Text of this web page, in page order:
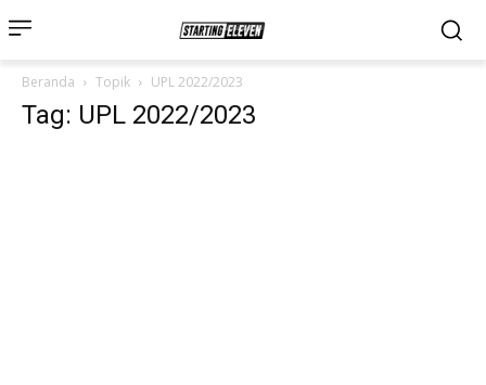
Beranda Topik UPL 2022/2023
Tag: UPL 2022/2023